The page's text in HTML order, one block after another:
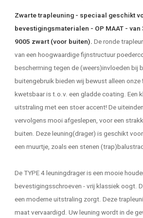
Zwarte trapleuning - speciaal geschikt
bevestigingsmaterialen - OP MAAT -
9005 zwart (voor buiten). De ronde
van een hoogwaardige fijnstructuur
bescherming tegen de (weers)invloeden bij
buitengebruik bieden wij bewust alleen
kwetsbaar is t.o.v. een gladde coating. Een
uitstraling met een stoer accent! De
vervolgens mooi afgeslepen, voor een
buiten. Deze leuning(drager) is geschikt
een muurtje, zoals een stenen
De TYPE 4 leuningdrager is een mooie
bevestigingsschroeven - vrij klassiek oogt.
een moderne uitstraling zorgt. Deze
maat vervaardigd. Uw leuning wordt in de